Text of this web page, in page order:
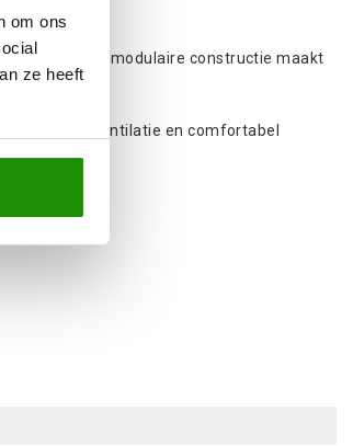
om ons
ze heeft
design. De modulaire constructie maakt
voor betere ventilatie en comfortabel